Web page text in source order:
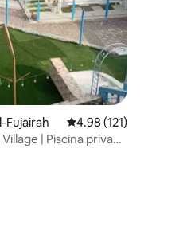
54 reseñas
Fujairah Calificación promedio:
4.98 (121)
| Piscina privada